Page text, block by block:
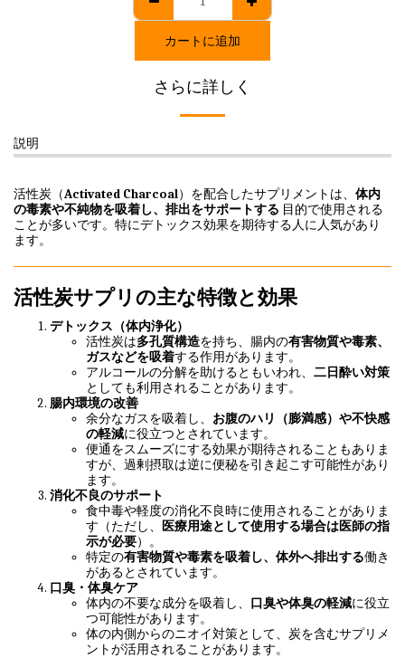
カートに追加
さらに詳しく
説明
活性炭（Activated Charcoal）を配合したサプリメントは、 体内
の毒素や不純物を吸着し、排出をサポートする 目的で使用される
ことが多いです。特にデトックス効果を期待する人に人気があり
ます。
活性炭サプリの主な特徴と効果
デトックス（体内浄化）
活性炭は多孔質構造を持ち、腸内の有害物質や毒素、
ガスなどを吸着する作用があります。
アルコールの分解を助けるともいわれ、 二日酔い対策
としても利用されることがあります。
腸内環境の改善
余分なガスを吸着し、 お腹のハリ（膨満感）や不快感
の軽減に役立つとされています。
便通をスムーズにする効果が期待されることもありま
すが、過剰摂取は逆に便秘を引き起こす可能性があり
ます。
消化不良のサポート
食中毒や軽度の消化不良時に使用されることがありま
す（ただし、
医療用途として使用する場合は医師の指
示が必要）。
特定の有害物質や毒素を吸着し、体外へ排出する働き
があるとされています。
口臭・体臭ケア
体内の不要な成分を吸着し、 口臭や体臭の軽減に役立
つ可能性があります。
体の内側からのニオイ対策として、炭を含むサプリメ
ントが活用されることがあります。